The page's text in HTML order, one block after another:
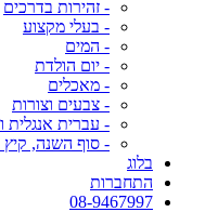
- זהירות בדרכים
- בעלי מקצוע
- המים
- יום הולדת
- מאכלים
- צבעים וצורות
- עברית אנגלית
- סוף השנה, קיץ
בלוג
התחברות
08-9467997